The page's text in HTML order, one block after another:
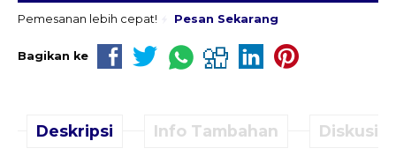
Pemesanan lebih cepat! Pesan Sekarang
Bagikan ke
Deskripsi Info Tambahan Diskusi